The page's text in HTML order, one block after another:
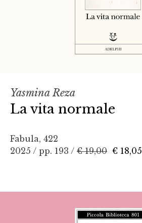
Yasmina Reza
La vita normale
Fabula, 422
2025 / pp. 193 / € 19,00 € 18,05